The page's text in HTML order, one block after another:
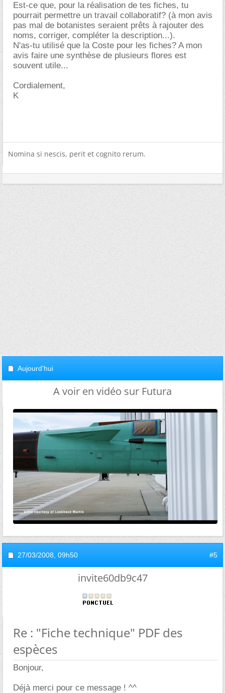
Est-ce que, pour la réalisation de tes fiches, tu
pourrait permettre un travail collaboratif? (à mon avis
pas mal de botanistes seraient prêts à rajouter des
noms, corriger, compléter la description...).
N'as-tu utilisé que la Coste pour les fiches? A mon
avis faire une synthèse de plusieurs flores est
souvent utile...
Cordialement,
K
Nomina si nescis, perit et cognito rerum.
Aujourd'hui
A voir en vidéo sur Futura
27/03/2008, 09h50 #5
invite60db9c47
Re : "Fiche technique" PDF des
espèces
Bonjour,
Déjà merci pour ce message ! ^^